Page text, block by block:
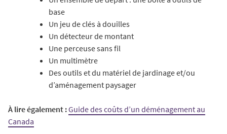
base
Un jeu de clés à douilles
Un détecteur de montant
Une perceuse sans fil
Un multimètre
Des outils et du matériel de jardinage et/ou
d’aménagement paysager
À lire également :Guide des coûts d’un déménagement au
Canada